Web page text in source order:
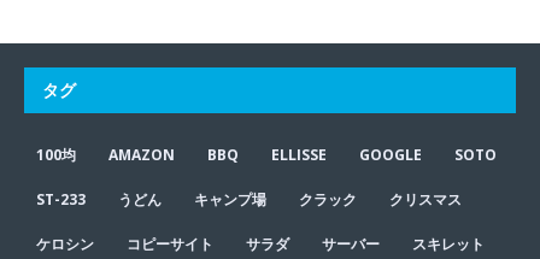
タグ
100均 AMAZON BBQ ELLISSE GOOGLE SOTO
ST-233 うどん キャンプ場 クラック クリスマス
ケロシン コピーサイト サラダ サーバー スキレット